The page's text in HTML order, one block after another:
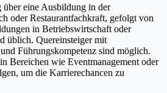
eine Ausbildung in der
oder Restaurantfachkraft, gefolgt von
in Betriebswirtschaft oder
üblich. Quereinsteiger mit
Führungskompetenz sind möglich.
Bereichen wie Eventmanagement oder
um die Karrierechancen zu